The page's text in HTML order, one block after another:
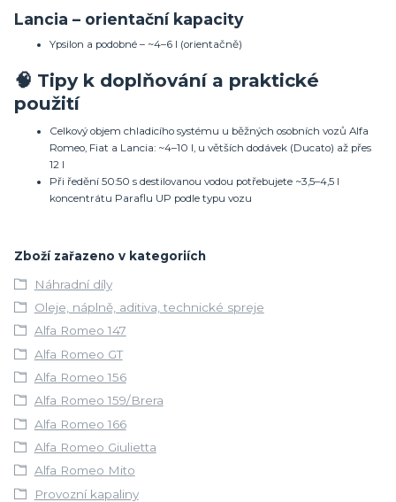
Lancia – orientační kapacity
Ypsilon a podobné – ~4–6 l (orientačně)
🧠 Tipy k doplňování a praktické
použití
Celkový objem chladicího systému u běžných osobních vozů Alfa
Romeo, Fiat a Lancia: ~4–10 l, u větších dodávek (Ducato) až přes
12 l
Při ředění 50:50 s destilovanou vodou potřebujete ~3,5–4,5 l
koncentrátu Paraflu UP podle typu vozu
Zboží zařazeno v kategoriích
Náhradní díly
Oleje, náplně, aditiva, technické spreje
Alfa Romeo 147
Alfa Romeo GT
Alfa Romeo 156
Alfa Romeo 159/Brera
Alfa Romeo 166
Alfa Romeo Giulietta
Alfa Romeo Mito
Provozní kapaliny